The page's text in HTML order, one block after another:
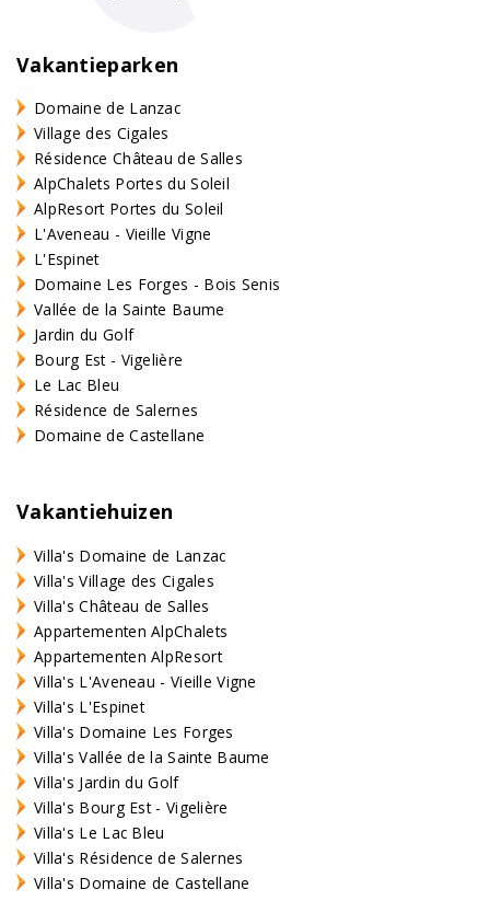
Vakantieparken
Domaine de Lanzac
Village des Cigales
Résidence Château de Salles
AlpChalets Portes du Soleil
AlpResort Portes du Soleil
L'Aveneau - Vieille Vigne
L'Espinet
Domaine Les Forges - Bois Senis
Vallée de la Sainte Baume
Jardin du Golf
Bourg Est - Vigelière
Le Lac Bleu
Résidence de Salernes
Domaine de Castellane
Vakantiehuizen
Villa's Domaine de Lanzac
Villa's Village des Cigales
Villa's Château de Salles
Appartementen AlpChalets
Appartementen AlpResort
Villa's L'Aveneau - Vieille Vigne
Villa's L'Espinet
Villa's Domaine Les Forges
Villa's Vallée de la Sainte Baume
Villa's Jardin du Golf
Villa's Bourg Est - Vigelière
Villa's Le Lac Bleu
Villa's Résidence de Salernes
Villa's Domaine de Castellane